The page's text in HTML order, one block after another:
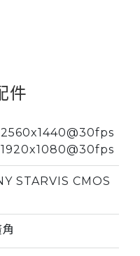
件
2560x1440@30fps
1920x1080@30fps
STARVIS CMOS